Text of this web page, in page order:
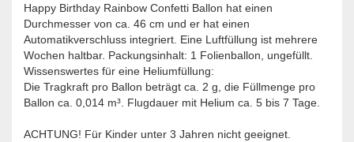
Happy Birthday Rainbow Confetti Ballon hat einen
Durchmesser von ca. 46 cm und er hat einen
Automatikverschluss integriert. Eine Luftfüllung ist mehrere
Wochen haltbar. Packungsinhalt: 1 Folienballon, ungefüllt.
Wissenswertes für eine Heliumfüllung:
Die Tragkraft pro Ballon beträgt ca. 2 g, die Füllmenge pro
Ballon ca. 0,014 m³. Flugdauer mit Helium ca. 5 bis 7 Tage.
ACHTUNG! Für Kinder unter 3 Jahren nicht geeignet.